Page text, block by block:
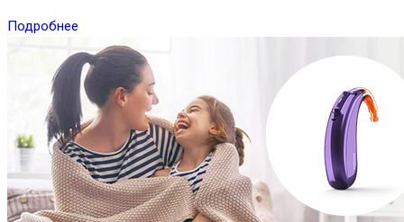
Подробнее